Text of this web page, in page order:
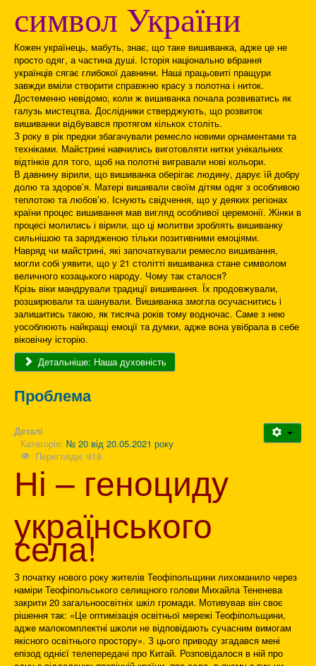
символ України
Кожен українець, мабуть, знає, що таке вишиванка, адже це не
просто одяг, а частина душі. Історія національно вбрання
українців сягає глибокої давнини. Наші працьовиті пращури
завжди вміли створити справжню красу з полотна і ниток.
Достеменно невідомо, коли ж вишиванка почала розвиватись як
галузь мистецтва. Дослідники стверджують, що розвиток
вишиванки відбувався протягом кількох століть.
З року в рік предки збагачували ремесло новими орнаментами та
техніками. Майстрині навчились виготовляти нитки унікальних
відтінків для того, щоб на полотні вигравали нові кольори.
В давнину вірили, що вишиванка оберігає людину, дарує їй добру
долю та здоров’я. Матері вишивали своїм дітям одяг з особливою
теплотою та любов’ю. Існують свідчення, що у деяких регіонах
країни процес вишивання мав вигляд особливої церемонії. Жінки в
процесі молились і вірили, що ці молитви зроблять вишиванку
сильнішою та зарядженою тільки позитивними емоціями.
Навряд чи майстрині, які започаткували ремесло вишивання,
могли собі уявити, що у 21 столітті вишиванка стане символом
величного козацького народу. Чому так сталося?
Крізь віки мандрували традиції вишивання. Їх продовжували,
розширювали та шанували. Вишиванка змогла осучаснитись і
залишитись такою, як тисяча років тому водночас. Саме з нею
уособлюють найкращі емоції та думки, адже вона увібрала в себе
віковічну історію.
Детальніше: Наша духовність
Проблема
Деталі
Категорія: № 20 від 20.05.2021 року
Перегляди: 918
Ні – геноциду
українського
села!
З початку нового року жителів Теофіпольщини лихоманило через
наміри Теофіпольського селищного голови Михайла Тененева
закрити 20 загальноосвітніх шкіл громади. Мотивував він своє
рішення так: «Це оптимізація освітньої мережі Теофіпольщини,
адже малокомплектні школи не відповідають сучасним вимогам
якісного освітнього простору». З цього приводу згадався мені
епізод однієї телепередачі про Китай. Розповідалося в ній про